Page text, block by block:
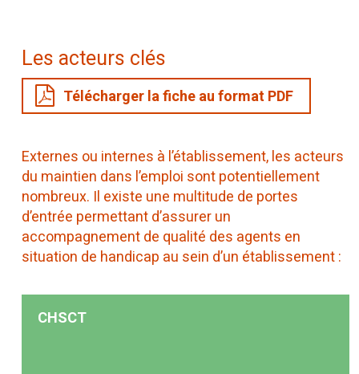
Les acteurs clés
Télécharger la fiche au format PDF
Externes ou internes à l’établissement, les acteurs
du maintien dans l’emploi sont potentiellement
nombreux. Il existe une multitude de portes
d’entrée permettant d’assurer un
accompagnement de qualité des agents en
situation de handicap au sein d’un établissement :
CHSCT